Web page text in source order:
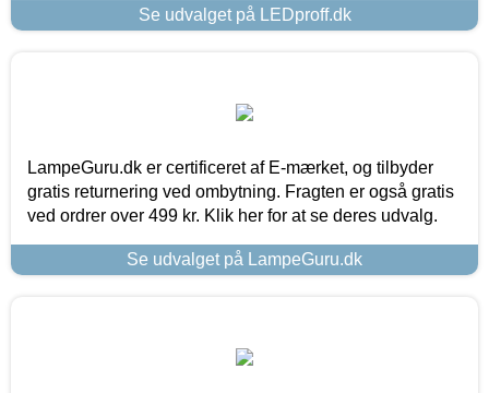
Se udvalget på LEDproff.dk
LampeGuru.dk er certificeret af E-mærket, og tilbyder
gratis returnering ved ombytning. Fragten er også gratis
ved ordrer over 499 kr. Klik her for at se deres udvalg.
Se udvalget på LampeGuru.dk